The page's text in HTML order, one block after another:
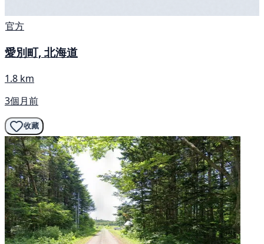
官方
愛別町, 北海道
1.8 km
3個月前
收藏